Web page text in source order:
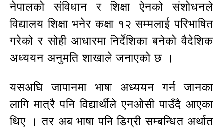
नेपालको संविधान र शिक्षा ऐनको संशोधनले
विद्यालय शिक्षा भनेर कक्षा १२ सम्मलाई परिभाषित
गरेको र सोही आधारमा निर्देशिका बनेको वैदेशिक
अध्ययन अनुमति शाखाले जनाएको छ ।
यसअघि जापानमा भाषा अध्ययन गर्न जानका
लागि मात्रै पनि विद्यार्थीले एनओसी पाउँदै आएका
थिए । तर अब भाषा पनि डिग्री सम्बन्धित अर्थात